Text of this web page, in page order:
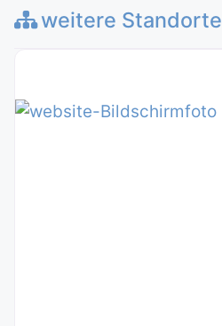
weitere Standorte